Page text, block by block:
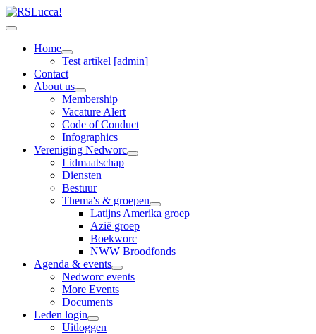
Home
Test artikel [admin]
Contact
About us
Membership
Vacature Alert
Code of Conduct
Infographics
Vereniging Nedworc
Lidmaatschap
Diensten
Bestuur
Thema's & groepen
Latijns Amerika groep
Azië groep
Boekworc
NWW Broodfonds
Agenda & events
Nedworc events
More Events
Documents
Leden login
Uitloggen